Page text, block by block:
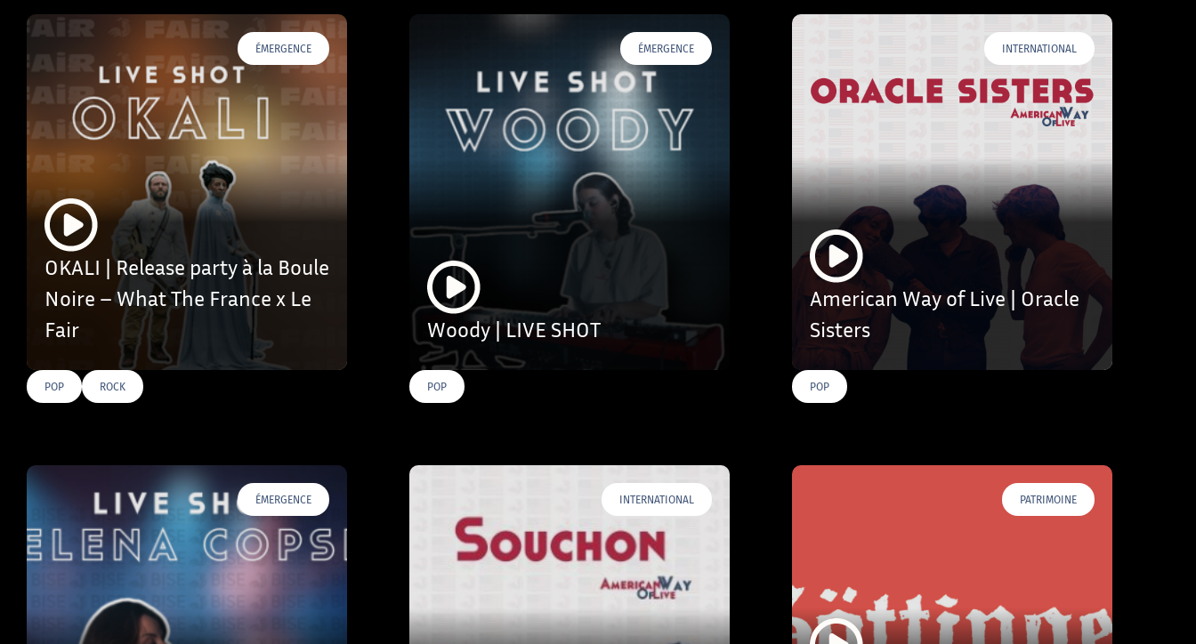
ÉMERGENCE
OKALI | Release party à la Boule
Noire – What The France x Le
Fair
POP ROCK
ÉMERGENCE
Woody | LIVE SHOT
POP
INTERNATIONAL
American Way of Live | Oracle
Sisters
POP
ÉMERGENCE INTERNATIONAL PATRIMOINE